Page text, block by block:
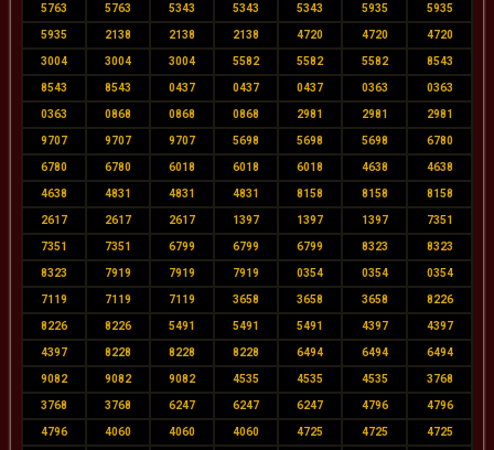
5763 5763 5343 5343 5343 5935 5935
5935 2138 2138 2138 4720 4720 4720
3004 3004 3004 5582 5582 5582 8543
8543 8543 0437 0437 0437 0363 0363
0363 0868 0868 0868 2981 2981 2981
9707 9707 9707 5698 5698 5698 6780
6780 6780 6018 6018 6018 4638 4638
4638 4831 4831 4831 8158 8158 8158
2617 2617 2617 1397 1397 1397 7351
7351 7351 6799 6799 6799 8323 8323
8323 7919 7919 7919 0354 0354 0354
7119 7119 7119 3658 3658 3658 8226
8226 8226 5491 5491 5491 4397 4397
4397 8228 8228 8228 6494 6494 6494
9082 9082 9082 4535 4535 4535 3768
3768 3768 6247 6247 6247 4796 4796
4796 4060 4060 4060 4725 4725 4725